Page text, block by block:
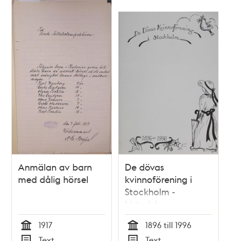
Relaterade
teman
Anmälan av barn
med dålig hörsel
Tid
1917
De dövas
kvinnoförening i
Stockholm -
historisk
sammanställning till
100 års jubileum
Tid
1896 till 1996